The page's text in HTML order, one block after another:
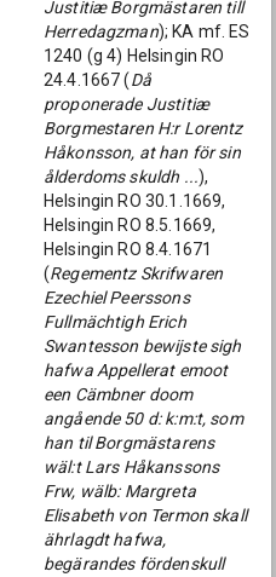
Justitiæ Borgmästaren till
Herredagzman); KA mf. ES
1240 (g 4) Helsingin RO
24.4.1667 (Då
proponerade Justitiæ
Borgmestaren H:r Lorentz
Håkonsson, at han för sin
ålderdoms skuldh ...),
Helsingin RO 30.1.1669,
Helsingin RO 8.5.1669,
Helsingin RO 8.4.1671
(Regementz Skrifwaren
Ezechiel Peerssons
Fullmächtigh Erich
Swantesson bewijste sigh
hafwa Appellerat emoot
een Cämbner doom
angående 50 d: k:m:t, som
han til Borgmästarens
wäl:t Lars Håkanssons
Frw, wälb: Margreta
Elisabeth von Termon skall
ährlagdt hafwa,
begärandes fördenskull